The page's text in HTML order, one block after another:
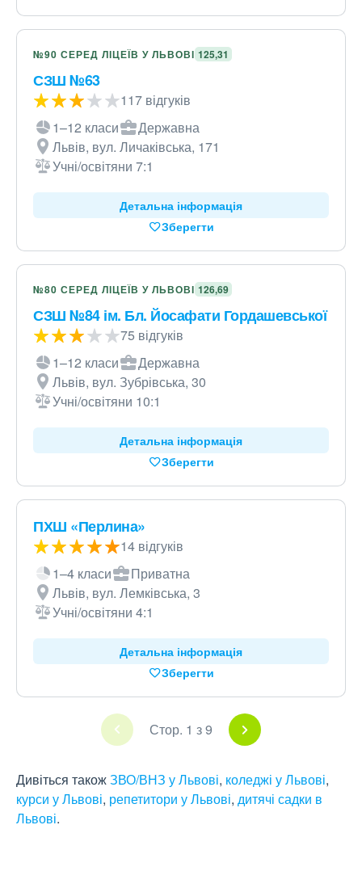
№90 СЕРЕД ЛІЦЕЇВ У ЛЬВОВІ 125,31
СЗШ №63
117 відгуків
1–12 класи
Державна
Львів, вул. Личаківська, 171
Учні/освітяни 7:1
Детальна інформація
Зберегти
№80 СЕРЕД ЛІЦЕЇВ У ЛЬВОВІ 126,69
СЗШ №84 ім. Бл. Йосафати Гордашевської
75 відгуків
1–12 класи
Державна
Львів, вул. Зубрівська, 30
Учні/освітяни 10:1
Детальна інформація
Зберегти
ПХШ «Перлина»
14 відгуків
1–4 класи
Приватна
Львів, вул. Лемківська, 3
Учні/освітяни 4:1
Детальна інформація
Зберегти
Стор. 1 з 9
Дивіться такожЗВО/ВНЗ у Львові, коледжі у Львові,
курси у Львові, репетитори у Львові, дитячі садки в
Львові.